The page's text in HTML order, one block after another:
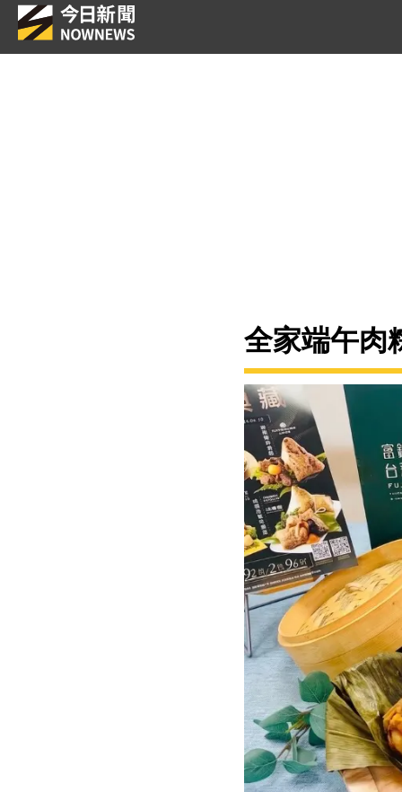
全家端午肉